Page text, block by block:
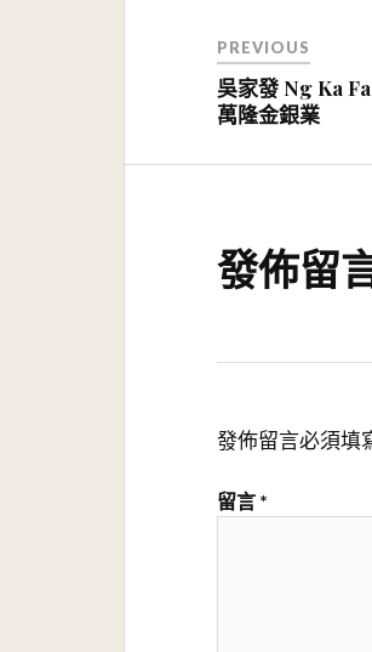
覽
PREVIOUS
吳家發 Ng Ka
萬隆金銀業
發佈留
發佈留言必須填
留言 *